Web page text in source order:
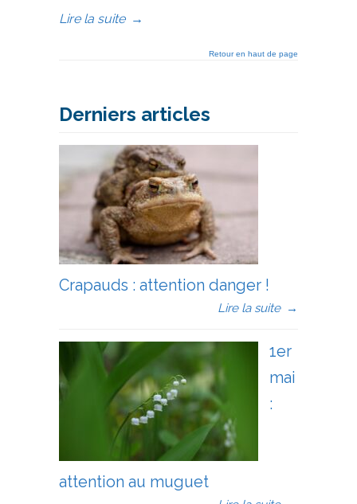
Lire la suite →
Retour en haut de page
Derniers articles
Crapauds : attention danger !
Lire la suite →
1er
mai
:
attention au muguet